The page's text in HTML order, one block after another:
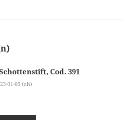
Cod. 391
01-05 (ah)